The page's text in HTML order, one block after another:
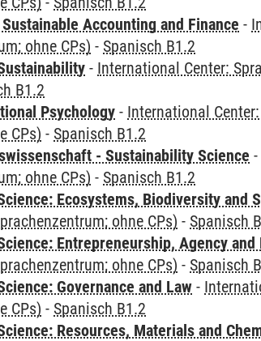
Accounting and Finance -
ohne CPs) - Spanisch B1.2
- International Center:
B1.2
Psychology - International Center:
CPs) - Spanisch B1.2
- Sustainability Science -
ohne CPs) - Spanisch B1.2
Ecosystems, Biodiversity and
ohne CPs) - Spanisch
Entrepreneurship, Agency and
ohne CPs) - Spanisch
Governance and Law -
CPs) - Spanisch B1.2
Resources, Materials and